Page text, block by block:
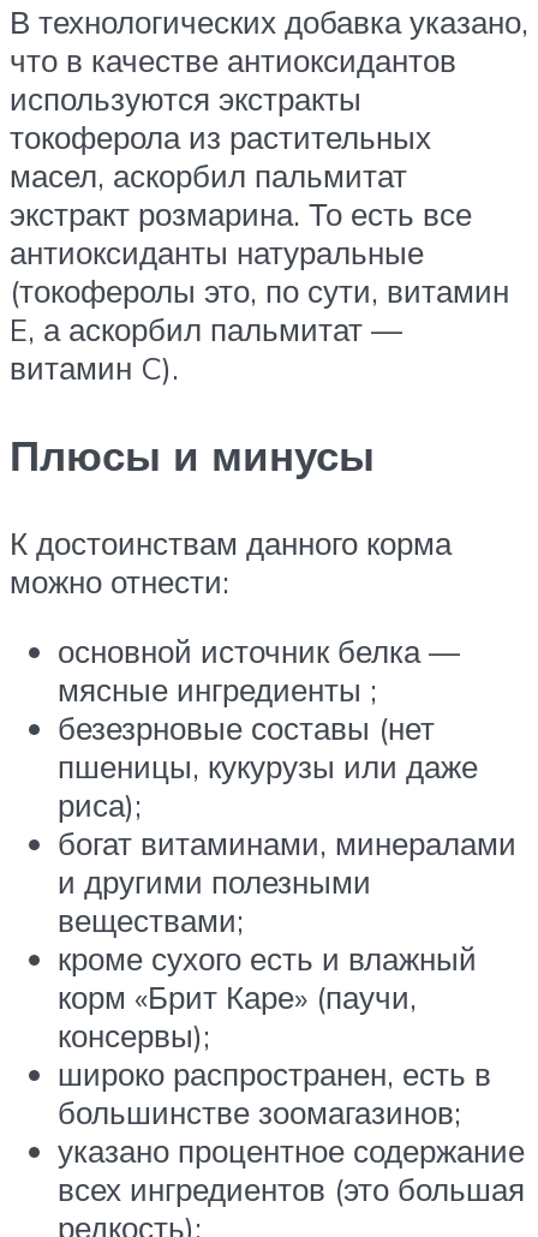
В технологических добавка указано,
что в качестве антиоксидантов
используются экстракты
токоферола из растительных
масел, аскорбил пальмитат
экстракт розмарина. То есть все
антиоксиданты натуральные
(токоферолы это, по сути, витамин
E, а аскорбил пальмитат —
витамин C).
Плюсы и минусы
К достоинствам данного корма
можно отнести:
основной источник белка —
мясные ингредиенты ;
безезрновые составы (нет
пшеницы, кукурузы или даже
риса);
богат витаминами, минералами
и другими полезными
веществами;
кроме сухого есть и влажный
корм «Брит Каре» (паучи,
консервы);
широко распространен, есть в
большинстве зоомагазинов;
указано процентное содержание
всех ингредиентов (это большая
редкость);